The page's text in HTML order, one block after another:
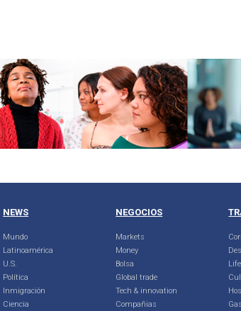
NEWS
Mundo
Latinoamérica
U.S.
Política
Inmigración
Ciencia
NEGOCIOS
Markets
Money
Bolsa
Global trade
Tech & innovation
Compañias